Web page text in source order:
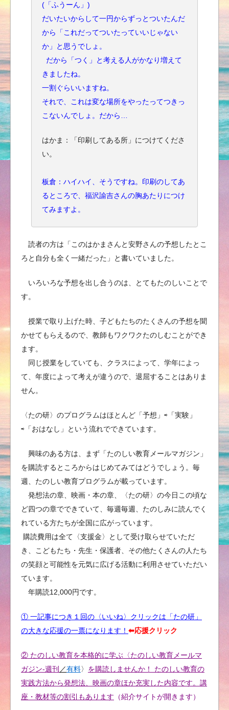
(「ふうーん」)
だいたいからして一円からずっとついたんだ
から「これだってついたっていいじゃない
か」と思うでしょ。
だから「つく」と考える人がかなり増えて
きましたね。
一割ぐらいいますね。
それで、これは変な場所をやったってつきっ
こないんでしょ。だから…
はかま：「印刷してある所」につけてくださ
い。
板倉：ハイハイ、そうですね。印刷のしてあ
るところで、福沢諭吉さんの胸あたりにつけ
てみますよ。
読者の方は「このはかまさんと安野さんの予想したとこ
ろと自分も全く一緒だった」と書いていました。
いろいろな予想を出し合うのは、とてもたのしいことで
す。
授業で取り上げた時、子どもたちのたくさんの予想を聞
かせてもらえるので、教師もワクワクたのしむことができ
ます。
同じ授業をしていても、クラスによって、学年によっ
て、年度によって考えが違うので、退屈することはありま
せん。
〈たの研〉のプログラムはほとんど「予想」⇨「実験」
⇨「おはなし」という流れでできています。
興味のある方は、まず「たのしい教育メールマガジン」
を購読するところからはじめてみてはどうでしょう。毎
週、たのしい教育プログラムが載っています。
発想法の章、映画・本の章、〈たの研〉の今日この頃な
ど四つの章でできていて、毎週毎週、たのしみに読んでく
れている方たちが全国に広がっています。
購読費用は全て〈支援金〉として受け取らせていただ
き、こどもたち・先生・保護者、その他たくさんの人たち
の笑顔と可能性を元気に広げる活動に利用させていただい
ています。
年購読12,000円です。
① 一記事につき１回の〈いいね〉クリックは「たの研」
の大きな応援の一票になります！ ⬅︎応援クリック
② たのしい教育を本格的に学ぶ〈たのしい教育メールマ
ガジン-週刊 ／有料〉 を購読しませんか！ たのしい教育の
実践方法から発想法、映画の章ほか充実した内容です。講
座・教材等の割引もあります （紹介サイトが開きます）